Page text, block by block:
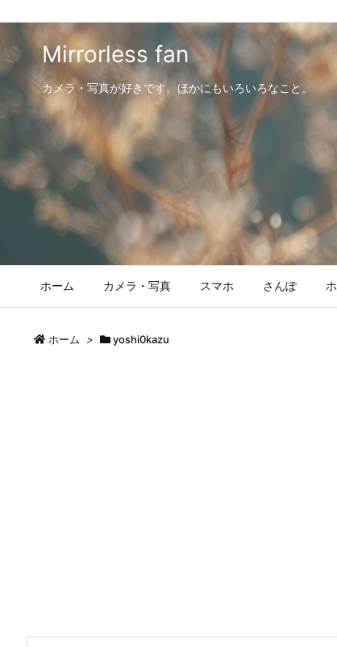
Mirrorless fan
カメラ・写真が好きです。ほかにもいろいろなこと。
ホーム カメラ・写真 スマホ さんぽ
ホーム > yoshi0kazu